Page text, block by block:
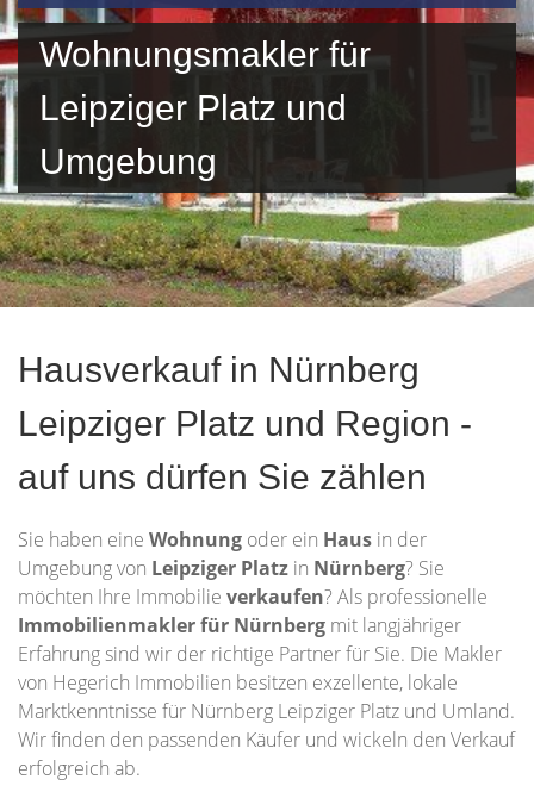
Wohnungsmakler für
Leipziger Platz und
Umgebung
Hausverkauf in Nürnberg
Leipziger Platz und Region -
auf uns dürfen Sie zählen
Sie haben eine Wohnung oder ein Haus in der
Umgebung von Leipziger Platz in Nürnberg? Sie
möchten Ihre Immobilie verkaufen? Als professionelle
Immobilienmakler für Nürnberg mit langjähriger
Erfahrung sind wir der richtige Partner für Sie. Die Makler
von Hegerich Immobilien besitzen exzellente, lokale
Marktkenntnisse für Nürnberg Leipziger Platz und Umland.
Wir finden den passenden Käufer und wickeln den Verkauf
erfolgreich ab.